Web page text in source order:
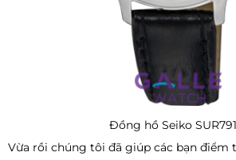
Đồng hồ Seiko
Vừa rồi chúng tôi đã giúp các bạn điểm